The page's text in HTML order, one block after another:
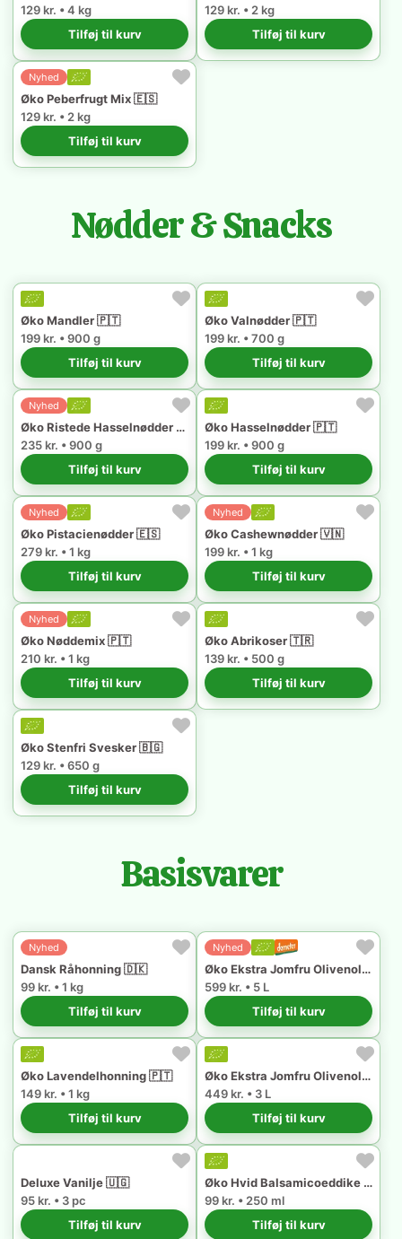
129 kr. • 4 kg
Tilføj til kurv
129 kr. • 2 kg
Tilføj til kurv
Nyhed
Øko Peberfrugt Mix 🇪🇸
129 kr. • 2 kg
Tilføj til kurv
Nødder & Snacks
Øko Mandler 🇵🇹
199 kr. • 900 g
Tilføj til kurv
Øko Valnødder 🇵🇹
199 kr. • 700 g
Tilføj til kurv
Nyhed
Øko Ristede Hasselnødder 🇵🇹
235 kr. • 900 g
Tilføj til kurv
Øko Hasselnødder 🇵🇹
199 kr. • 900 g
Tilføj til kurv
Nyhed
Øko Pistacienødder 🇪🇸
279 kr. • 1 kg
Tilføj til kurv
Nyhed
Øko Cashewnødder 🇻🇳
199 kr. • 1 kg
Tilføj til kurv
Nyhed
Øko Nøddemix 🇵🇹
210 kr. • 1 kg
Tilføj til kurv
Øko Abrikoser 🇹🇷
139 kr. • 500 g
Tilføj til kurv
Øko Stenfri Svesker 🇧🇬
129 kr. • 650 g
Tilføj til kurv
Basisvarer
Nyhed
Dansk Råhonning 🇩🇰
99 kr. • 1 kg
Tilføj til kurv
Nyhed
Øko Ekstra Jomfru Olivenolie 🇪🇸
599 kr. • 5 L
Tilføj til kurv
Øko Lavendelhonning 🇵🇹
149 kr. • 1 kg
Tilføj til kurv
Øko Ekstra Jomfru Olivenolie 🇵🇹
449 kr. • 3 L
Tilføj til kurv
Deluxe Vanilje 🇺🇬
95 kr. • 3 pc
Tilføj til kurv
Øko Hvid Balsamicoeddike fra Modena 🇮🇹
99 kr. • 250 ml
Tilføj til kurv